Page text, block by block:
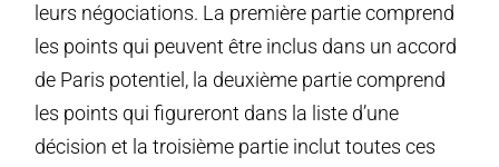
leurs négociations. La première partie comprend
les points qui peuvent être inclus dans un accord
de Paris potentiel, la deuxième partie comprend
les points qui figureront dans la liste d’une
décision et la troisième partie inclut toutes ces